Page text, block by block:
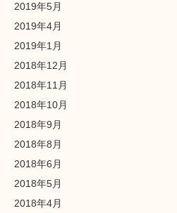
2019年5月
2019年4月
2019年1月
2018年12月
2018年11月
2018年10月
2018年9月
2018年8月
2018年6月
2018年5月
2018年4月